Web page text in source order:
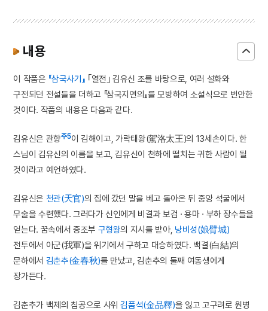
내용
이 작품은 『삼국사기』 ｢열전｣ 김유신 조를 바탕으로, 여러 설화와
구전되던 전설들을 더하고 『삼국지연의』를 모방하여 소설식으로 번안한
것이다. 작품의 내용은 다음과 같다.
김유신은 관향주5이 김해이고, 가락태왕(駕洛太王)의 13세손이다. 한
스님이 김유신의 이름을 보고, 김유신이 천하에 떨치는 귀한 사람이 될
것이라고 예언하였다.
김유신은 천관(天官)의 집에 갔던 말을 베고 돌아온 뒤 중앙 석굴에서
무술을 수련했다. 그러다가 신인에게 비결과 보검 · 용마 · 부하 장수들을
얻는다. 꿈속에서 증조부 구형왕의 지시를 받아, 낭비성(娘臂城)
전투에서 아군(我軍)을 위기에서 구하고 대승하였다. 백결(白結)의
문하에서 김춘추(金春秋)를 만났고, 김춘추의 둘째 여동생에게
장가든다.
김춘추가 백제의 침공으로 사위김품석(金品釋)을 잃고 고구려로 원병